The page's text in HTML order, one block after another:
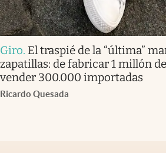
Giro. El traspié de la “última”
zapatillas: de fabricar 1 millón
vender 300.000 importadas
Ricardo Quesada